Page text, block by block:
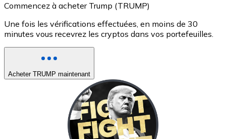
Commencez à acheter Trump (TRUMP)
Une fois les vérifications effectuées, en moins de 30
minutes vous recevrez les cryptos dans vos portefeuilles.
Acheter TRUMP maintenant